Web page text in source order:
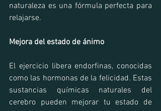
naturaleza es una fórmula perfecta para
relajarse.
Mejora del estado de ánimo
El ejercicio libera endorfinas, conocidas
como las hormonas de la felicidad. Estas
sustancias químicas naturales del
cerebro pueden mejorar tu estado de